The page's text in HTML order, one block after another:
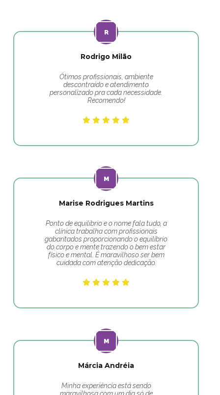
Rodrigo Milão
Ótimos profissionais, ambiente
descontraído e atendimento
personalizado pra cada necessidade.
Recomendo!
Marise Rodrigues Martins
Ponto de equilibrio e o nome fala tudo, a
clínica trabalha com profissionais
gabaritados proporcionando o equilíbrio
do corpo e mente trazendo o bem estar
físico e mental. É maravilhoso ser bem
cuidada com atenção dedicação.
Márcia Andréia
Minha experiência está sendo